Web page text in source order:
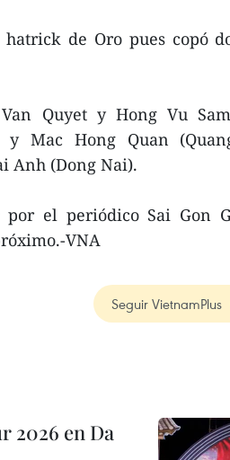
de Oro pues copó
Quyet y Hong Vu
Mac Hong Quan
Anh (Dong Nai).
el periódico Sai Gon
VNA
Seguir VietnamPlus
2026 en Da